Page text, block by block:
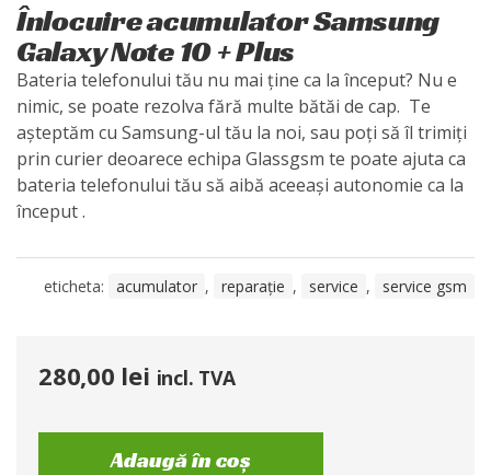
Înlocuire acumulator Samsung
Galaxy Note 10 + Plus
Bateria telefonului tău nu mai ține ca la început? Nu e
nimic, se poate rezolva fără multe bătăi de cap. Te
așteptăm cu Samsung-ul tău la noi, sau poți să îl trimiți
prin curier deoarece echipa Glassgsm te poate ajuta ca
bateria telefonului tău să aibă aceeași autonomie ca la
început .
eticheta: acumulator , reparație , service , service gsm
280,00 lei incl. TVA
Adaugă în coș